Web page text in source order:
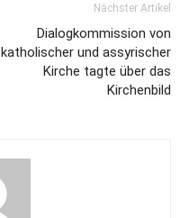
Nächster Artikel
Dialogkommission von
katholischer und assyrischer
Kirche tagte über das
Kirchenbild